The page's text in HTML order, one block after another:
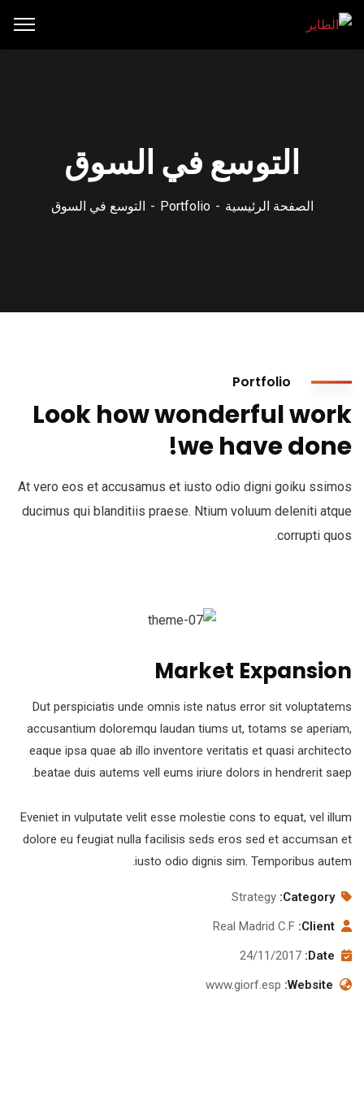
التوسع في السوق
الصفحة الرئيسية Portfolio التوسع في السوق
Portfolio
Look how wonderful work
we have done!
At vero eos et accusamus et iusto odio digni goiku ssimos
ducimus qui blanditiis praese. Ntium voluum deleniti atque
corrupti quos.
Market Expansion
Dut perspiciatis unde omnis iste natus error sit voluptatems
accusantium doloremqu laudan tiums ut, totams se aperiam,
eaque ipsa quae ab illo inventore veritatis et quasi architecto
beatae duis autems vell eums iriure dolors in hendrerit saep.
Eveniet in vulputate velit esse molestie cons to equat, vel illum
dolore eu feugiat nulla facilisis seds eros sed et accumsan et
iusto odio dignis sim. Temporibus autem.
Category:
Strategy
Client:
Real Madrid C.F
Date:
24/11/2017
Website:
www.giorf.esp